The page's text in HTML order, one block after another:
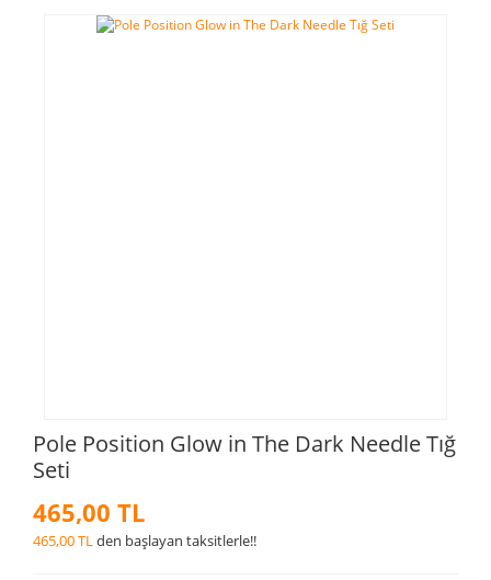
Pole Position Glow in The Dark Needle Tığ
Seti
465,00 TL
465,00 TLden başlayan taksitlerle!!